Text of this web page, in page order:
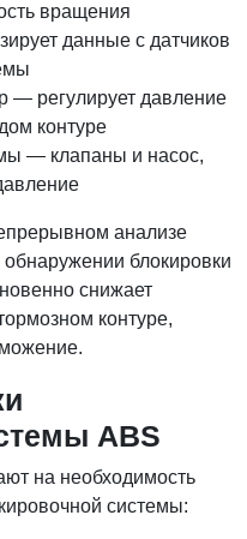
вращения
данные с датчиков
— регулирует давление
контуре
— клапаны и насос,
анализе
блокировки
снижает
контуре,
ABS
на необходимость
системы: